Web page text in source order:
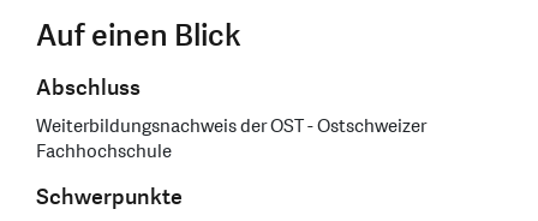
Auf einen Blick
Abschluss
Weiterbildungsnachweis der OST - Ostschweizer
Fachhochschule
Schwerpunkte